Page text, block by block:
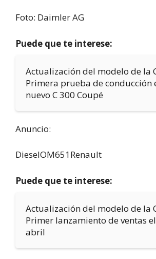
Foto: Daimler AG
Puede que te interese:
Actualización del modelo de la
Primera prueba de conducción
nuevo C 300 Coupé
Anuncio:
DieselOM651Renault
Puede que te interese:
Actualización del modelo de la
Primer lanzamiento de ventas
abril